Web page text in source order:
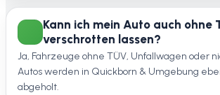
Kann ich mein Auto auch ohne
verschrotten lassen?
Ja, Fahrzeuge ohne TÜV, Unfallwagen oder
Autos werden in Quickborn & Umgebung
abgeholt.